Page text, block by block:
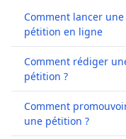
Comment lancer une
pétition en ligne
Comment rédiger
pétition ?
Comment
une pétition ?